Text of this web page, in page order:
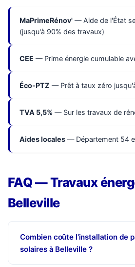
MaPrimeRénov' — Aide de l'État
(jusqu'à 90% des travaux)
CEE — Prime énergie cumulable
Éco-PTZ — Prêt à taux zéro
TVA 5,5% — Sur les travaux de
Aides locales — Département 54
FAQ — Travaux
Belleville
Combien coûte l'installation de
solaires à Belleville ?